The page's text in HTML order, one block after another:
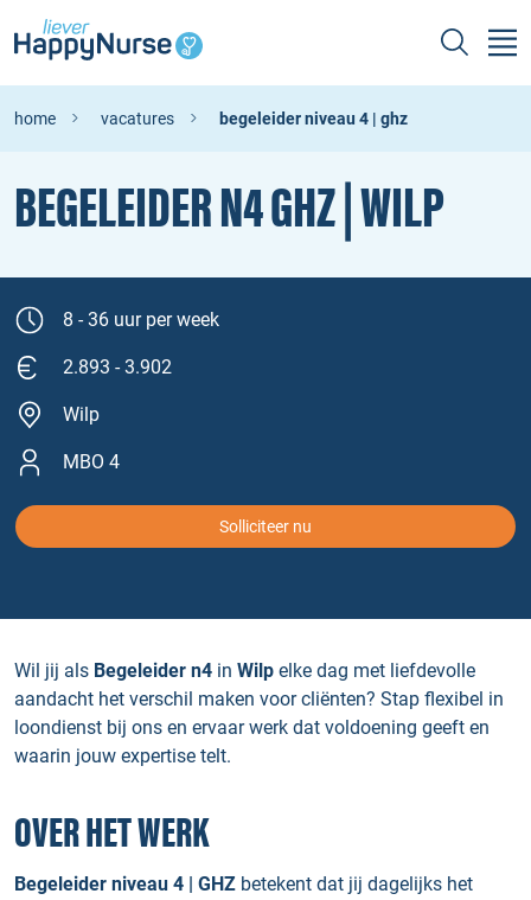
home vacatures begeleider niveau 4 | ghz
BEGELEIDER N4 GHZ | WILP
8 - 36 uur per week
2.893 - 3.902
Wilp
MBO 4
Solliciteer nu
Wil jij als Begeleider n4 in Wilp elke dag met liefdevolle
aandacht het verschil maken voor cliënten? Stap flexibel in
loondienst bij ons en ervaar werk dat voldoening geeft en
waarin jouw expertise telt.
OVER HET WERK
Begeleider niveau 4 | GHZ betekent dat jij dagelijks het